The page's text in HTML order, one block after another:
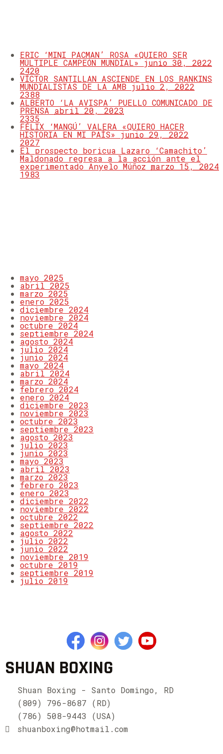
ERIC ‘MINI PACMAN’ ROSA «QUIERO SER
MÚLTIPLE CAMPEÓN MUNDIAL» junio 30, 2022
2420
VÍCTOR SANTILLAN ASCIENDE EN LOS RANKINS
MUNDIALISTAS DE LA AMB julio 2, 2022
2388
ALBERTO ‘LA AVISPA’ PUELLO COMUNICADO DE
PRENSA abril 20, 2023
2335
FÉLIX ‘MANGÚ’ VALERA «QUIERO HACER
HISTORIA EN MI PAÍS» junio 29, 2022
2027
El prospecto boricua Lazaro ‘Camachito’
Maldonado regresa a la acción ante el
experimentado Anyelo Múñoz marzo 15, 2024
1983
mayo 2025
abril 2025
marzo 2025
enero 2025
diciembre 2024
noviembre 2024
octubre 2024
septiembre 2024
agosto 2024
julio 2024
junio 2024
mayo 2024
abril 2024
marzo 2024
febrero 2024
enero 2024
diciembre 2023
noviembre 2023
octubre 2023
septiembre 2023
agosto 2023
julio 2023
junio 2023
mayo 2023
abril 2023
marzo 2023
febrero 2023
enero 2023
diciembre 2022
noviembre 2022
octubre 2022
septiembre 2022
agosto 2022
julio 2022
junio 2022
noviembre 2019
octubre 2019
septiembre 2019
julio 2019
SHUAN BOXING
Shuan Boxing - Santo Domingo, RD
(809) 796-8687 (RD)
(786) 508-9443 (USA)
shuanboxing@hotmail.com